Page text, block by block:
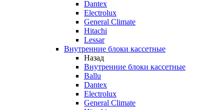
Dantex
Electrolux
General Climate
Hitachi
Lessar
Внутренние блоки кассетные
Назад
Внутренние блоки кассетные
Ballu
Dantex
Electrolux
General Climate